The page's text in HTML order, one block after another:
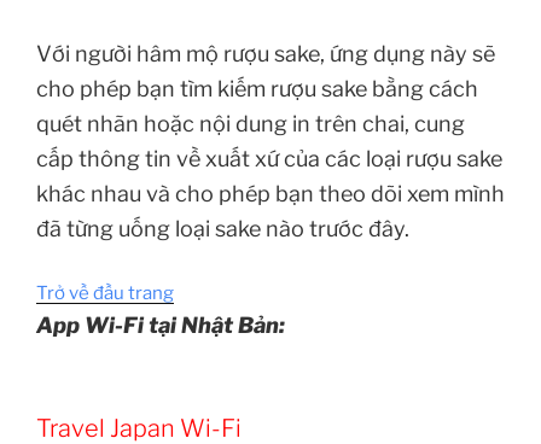
Với người hâm mộ rượu sake, ứng dụng này sẽ
cho phép bạn tìm kiếm rượu sake bằng cách
quét nhãn hoặc nội dung in trên chai, cung
cấp thông tin về xuất xứ của các loại rượu sake
khác nhau và cho phép bạn theo dõi xem mình
đã từng uống loại sake nào trước đây.
Trở về đầu trang
App Wi-Fi tại Nhật Bản:
Travel Japan Wi-Fi